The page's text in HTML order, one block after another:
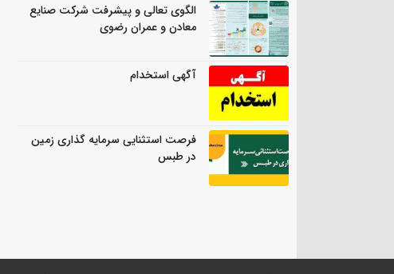
الگوی تعالی و پیشرفت شرکت صنایع
معادن و عمران رضوی
آگهی استخدام
فرصت استثنایی سرمایه گذاری زمین
در طبس